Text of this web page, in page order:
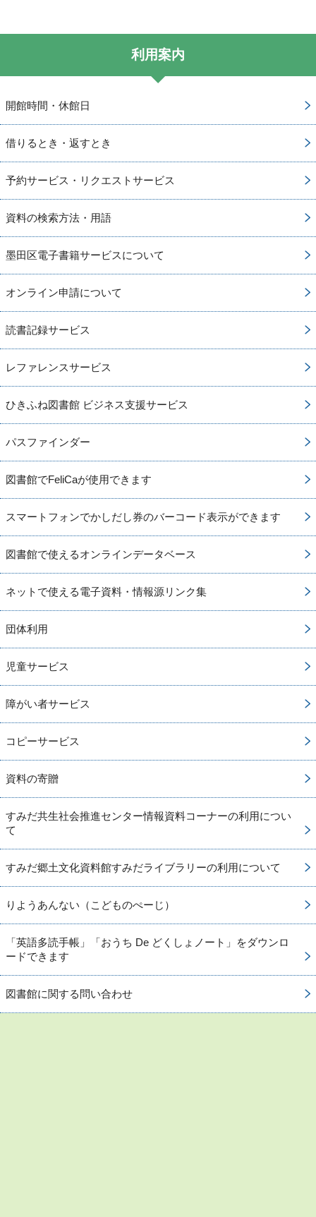
利用案内
開館時間・休館日
借りるとき・返すとき
予約サービス・リクエストサービス
資料の検索方法・用語
墨田区電子書籍サービスについて
オンライン申請について
読書記録サービス
レファレンスサービス
ひきふね図書館 ビジネス支援サービス
パスファインダー
図書館でFeliCaが使用できます
スマートフォンでかしだし券のバーコード表示ができます
図書館で使えるオンラインデータベース
ネットで使える電子資料・情報源リンク集
団体利用
児童サービス
障がい者サービス
コピーサービス
資料の寄贈
すみだ共生社会推進センター情報資料コーナーの利用につい
て
すみだ郷土文化資料館すみだライブラリーの利用について
りようあんない（こどものぺーじ）
「英語多読手帳」「おうち De どくしょノート」をダウンロ
ードできます
図書館に関する問い合わせ